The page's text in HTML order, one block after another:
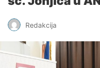
Redakcija